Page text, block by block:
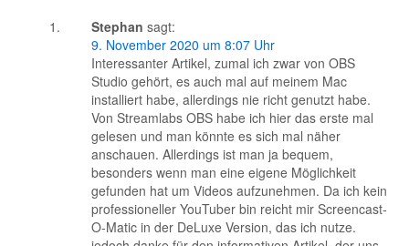
Stephan sagt:
9. November 2020 um 8:07 Uhr
Interessanter Artikel, zumal ich zwar von OBS
Studio gehört, es auch mal auf meinem Mac
installiert habe, allerdings nie richt genutzt habe.
Von Streamlabs OBS habe ich hier das erste mal
gelesen und man könnte es sich mal näher
anschauen. Allerdings ist man ja bequem,
besonders wenn man eine eigene Möglichkeit
gefunden hat um Videos aufzunehmen. Da ich kein
professioneller YouTuber bin reicht mir Screencast-
O-Matic in der DeLuxe Version, das ich nutze.